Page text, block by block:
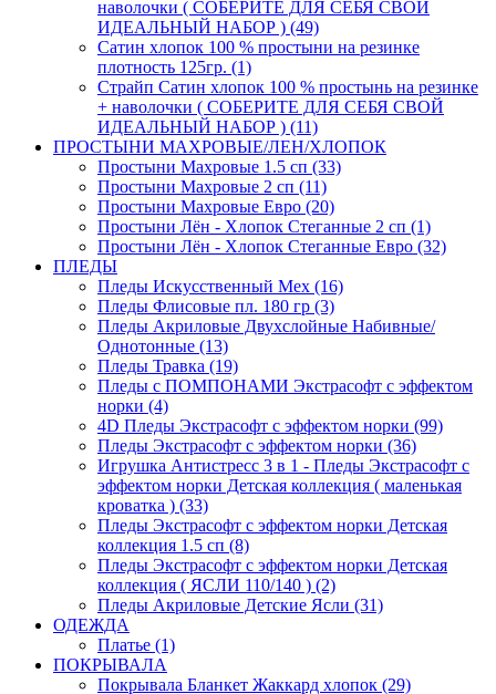
наволочки ( СОБЕРИТЕ ДЛЯ СЕБЯ СВОЙ
ИДЕАЛЬНЫЙ НАБОР ) (49)
Сатин хлопок 100 % простыни на резинке
плотность 125гр. (1)
Страйп Сатин хлопок 100 % простынь на резинке
+ наволочки ( СОБЕРИТЕ ДЛЯ СЕБЯ СВОЙ
ИДЕАЛЬНЫЙ НАБОР ) (11)
ПРОСТЫНИ МАХРОВЫЕ/ЛЕН/ХЛОПОК
Простыни Махровые 1.5 сп (33)
Простыни Махровые 2 сп (11)
Простыни Махровые Евро (20)
Простыни Лён - Хлопок Стеганные 2 сп (1)
Простыни Лён - Хлопок Стеганные Евро (32)
ПЛЕДЫ
Пледы Искусственный Мех (16)
Пледы Флисовые пл. 180 гр (3)
Пледы Акриловые Двухслойные Набивные/
Однотонные (13)
Пледы Травка (19)
Пледы с ПОМПОНАМИ Экстрасофт с эффектом
норки (4)
4D Пледы Экстрасофт с эффектом норки (99)
Пледы Экстрасофт с эффектом норки (36)
Игрушка Антистресс 3 в 1 - Пледы Экстрасофт с
эффектом норки Детская коллекция ( маленькая
кроватка ) (33)
Пледы Экстрасофт с эффектом норки Детская
коллекция 1.5 сп (8)
Пледы Экстрасофт с эффектом норки Детская
коллекция ( ЯСЛИ 110/140 ) (2)
Пледы Акриловые Детские Ясли (31)
ОДЕЖДА
Платье (1)
ПОКРЫВАЛА
Покрывала Бланкет Жаккард хлопок (29)